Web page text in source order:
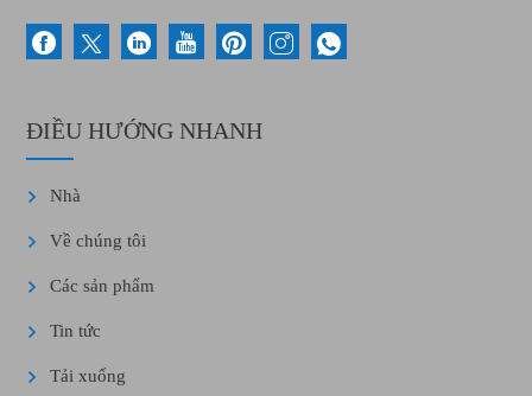
ĐIỀU HƯỚNG NHANH
Nhà
Về chúng tôi
Các sản phẩm
Tin tức
Tải xuống